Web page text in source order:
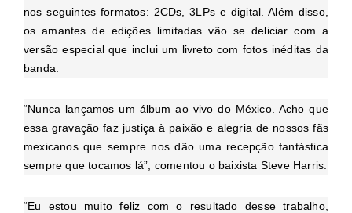
nos seguintes formatos: 2CDs, 3LPs e digital. Além disso,
os amantes de edições limitadas vão se deliciar com a
versão especial que inclui um livreto com fotos inéditas da
banda.
“Nunca lançamos um álbum ao vivo do México. Acho que
essa gravação faz justiça à paixão e alegria de nossos fãs
mexicanos que sempre nos dão uma recepção fantástica
sempre que tocamos lá”, comentou o baixista Steve Harris.
“Eu estou muito feliz com o resultado desse trabalho,